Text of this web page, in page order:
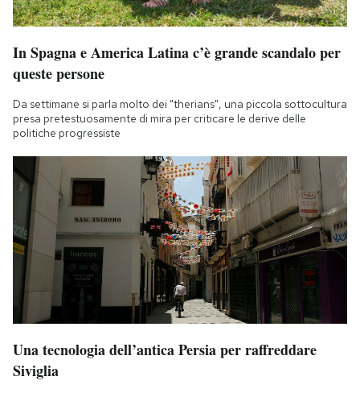
In Spagna e America Latina c’è grande scandalo per
queste persone
Da settimane si parla molto dei "therians", una piccola sottocultura
presa pretestuosamente di mira per criticare le derive delle
politiche progressiste
Una tecnologia dell’antica Persia per raffreddare
Siviglia